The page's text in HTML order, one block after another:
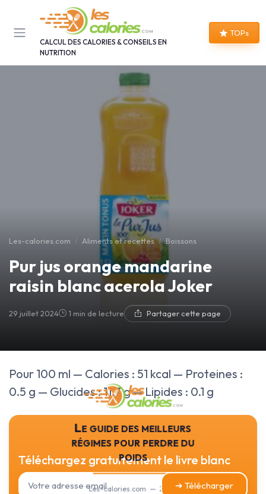
CALCUL DES CALORIES & CONSEILS EN
NUTRITION
TOPs
Les-calories.com Aliments et recettes Boissons
Pur jus orange mandarine
raisin blanc acerola Joker
29 juillet 2024 1 min de lecture Partager cette page
Pour 100 ml — Calories : 51 kcal — Proteines :
0.5 g — Glucides : 11.7 g — Lipides : 0.1 g
Le guide des meilleurs
régimes pour perdre du
poids
Les-calories.com — 2026
Téléchargez gratuitement le livre blanc
➔ Télécharger
Panneau de gestion des cookies